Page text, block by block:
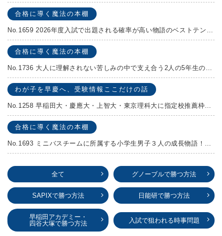
合格に導く魔法の本棚
No.1659 2026年度入試で出題される確率が高い物語のベストテンを発表します！
合格に導く魔法の本棚
No.1736 大人に理解されない苦しみの中で支え合う2人の5年生の成長物語！『夏の迷子』村上しいこ
わが子を早慶へ、受験情報ここだけの話
No.1258 早稲田大・慶應大・上智大・東京理科大に指定校推薦枠がある学校
合格に導く魔法の本棚
No.1693 ミニバスチームに所属する小学生男子３人の成長物語！『ポジション！』高田由紀子 予想問題付き！
全て グノーブルで勝つ方法
SAPIXで勝つ方法 日能研で勝つ方法
早稲田アカデミー・
四谷大塚で勝つ方法
入試で狙われる時事問題